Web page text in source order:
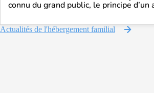
connu du grand public, le principe d’un
Actualités de l'hébergement familial